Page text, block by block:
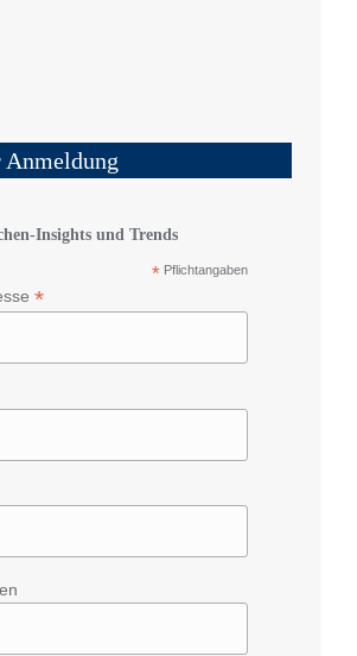
Insights und Trends
* Pflichtangaben
*